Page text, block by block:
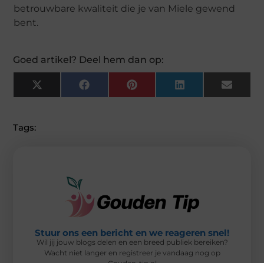
betrouwbare kwaliteit die je van Miele gewend
bent.
Goed artikel? Deel hem dan op:
X
(
F
A
P
I
L
I
E
M
Tags:
Stuur ons een bericht en we reageren snel!
Wil jij jouw blogs delen en een breed publiek bereiken?
Wacht niet langer en registreer je vandaag nog op